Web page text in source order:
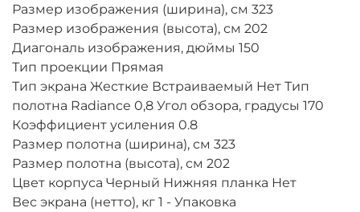
Размер изображения (ширина), см 323
Размер изображения (высота), см 202
Диагональ изображения, дюймы 150
Тип проекции Прямая
Тип экрана Жесткие Встраиваемый Нет Тип
полотна Radiance 0,8 Угол обзора, градусы 170
Коэффициент усиления 0.8
Размер полотна (ширина), см 323
Размер полотна (высота), см 202
Цвет корпуса Черный Нижняя планка Нет
Вес экрана (нетто), кг 1 - Упаковка